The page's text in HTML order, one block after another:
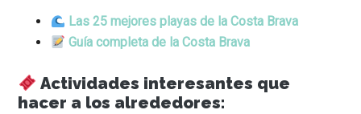
Las 25 mejores playas de la Costa Brava
Guía completa de la Costa Brava
Actividades interesantes que
hacer a los alrededores: